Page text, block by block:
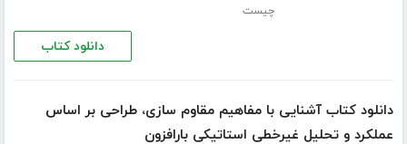
چیست
دانلود کتاب
دانلود کتاب آشنایی با مفاهیم مقاوم سازی، طراحی بر اساس
عملکرد و تحلیل غیرخطی استاتیکی بارافزون